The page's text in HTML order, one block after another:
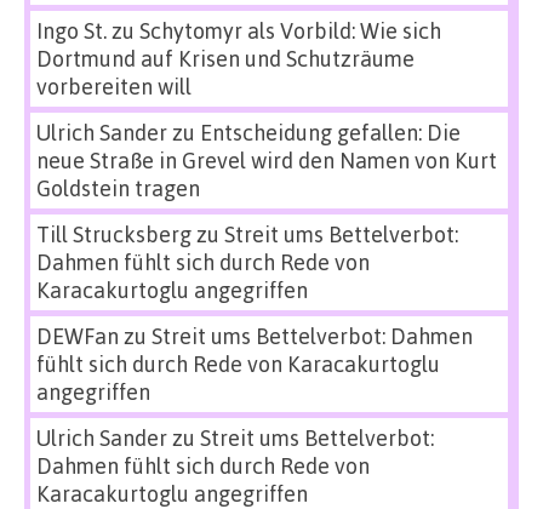
Ingo St.zu Schytomyr als Vorbild: Wie sich
Dortmund auf Krisen und Schutzräume
vorbereiten will
Ulrich Sanderzu Entscheidung gefallen: Die
neue Straße in Grevel wird den Namen von Kurt
Goldstein tragen
Till Strucksbergzu Streit ums Bettelverbot:
Dahmen fühlt sich durch Rede von
Karacakurtoglu angegriffen
DEWFan zu Streit ums Bettelverbot: Dahmen
fühlt sich durch Rede von Karacakurtoglu
angegriffen
Ulrich Sanderzu Streit ums Bettelverbot:
Dahmen fühlt sich durch Rede von
Karacakurtoglu angegriffen